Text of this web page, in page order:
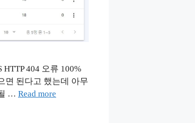
HTTP 404 오류 100%
면 된다고 했는데 아무
… Read more